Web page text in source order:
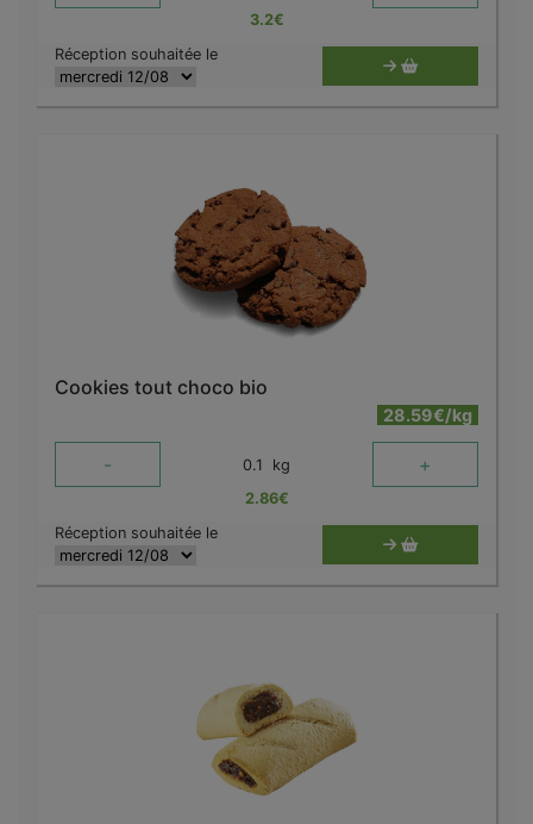
3.2€
Réception souhaitée le
Cookies tout choco bio
28.59€/kg
- 0.1 kg +
2.86€
Réception souhaitée le